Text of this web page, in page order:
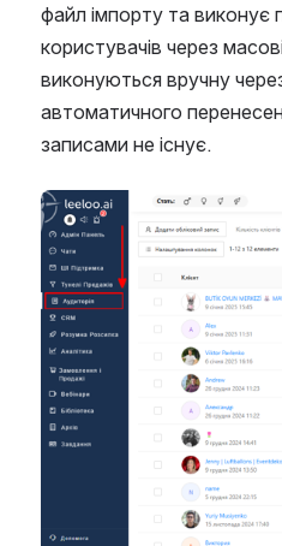
файл імпорту та виконує
користувачів через
виконуються вручну
автоматичного
записами не існує.
Open